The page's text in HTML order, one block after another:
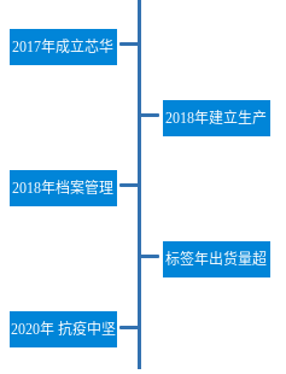
2017年成立芯华
2018年建立生产
2018年档案管理
标签年出货量超
2020年 抗疫中坚